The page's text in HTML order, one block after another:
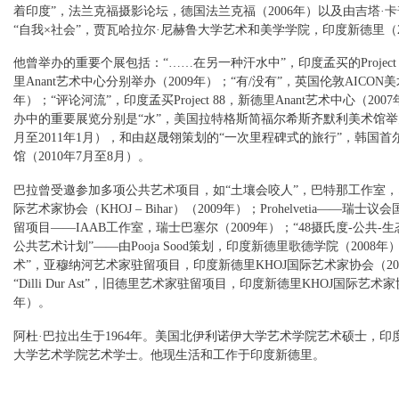
着印度”，法兰克福摄影论坛，德国法兰克福（2006年）以及由吉塔·
“自我×社会”，贾瓦哈拉尔·尼赫鲁大学艺术和美学学院，印度新德里（
他曾举办的重要个展包括：“……在另一种汗水中”，印度孟买的Project
里Anant艺术中心分别举办（2009年）；“有/没有”，英国伦敦AICON美
年）；“评论河流”，印度孟买Project 88，新德里Anant艺术中心（2007
办中的重要展览分别是“水”，美国拉特格斯简福尔希斯齐默利美术馆
月至2011年1月），和由赵晟翎策划的“一次里程碑式的旅行”，韩国首
馆（2010年7月至8月）。
巴拉曾受邀参加多项公共艺术项目，如“土壤会咬人”，巴特那工作室
际艺术家协会（KHOJ – Bihar）（2009年）；Prohelvetia——瑞士议会
留项目——IAAB工作室，瑞士巴塞尔（2009年）；“48摄氏度-公共-生
公共艺术计划”——由Pooja Sood策划，印度新德里歌德学院（2008年
术”，亚穆纳河艺术家驻留项目，印度新德里KHOJ国际艺术家协会（
“Dilli Dur Ast”，旧德里艺术家驻留项目，印度新德里KHOJ国际艺术家
年）。
阿杜·巴拉出生于1964年。美国北伊利诺伊大学艺术学院艺术硕士，印
大学艺术学院艺术学士。他现生活和工作于印度新德里。